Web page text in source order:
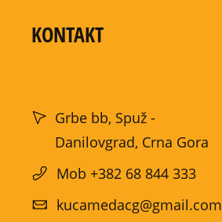
KONTAKT
Grbe bb, Spuž -
Danilovgrad, Crna Gora
Mob +382 68 844 333
kucamedacg@gmail.com